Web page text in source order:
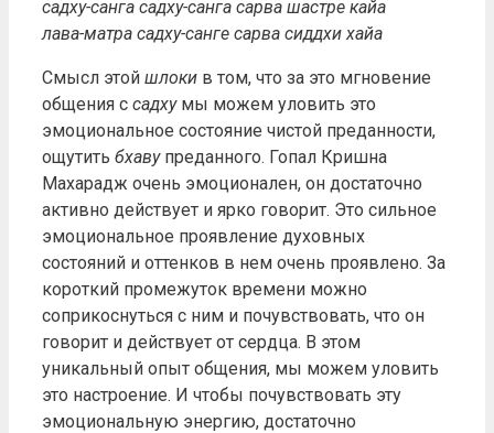
садху-санга садху-санга сарва шастре кайа
лава-матра садху-санге сарва сиддхи хайа
Смысл этой шлоки в том, что за это мгновение
общения с садхумы можем уловить это
эмоциональное состояние чистой преданности,
ощутить бхавупреданного. Гопал Кришна
Махарадж очень эмоционален, он достаточно
активно действует и ярко говорит. Это сильное
эмоциональное проявление духовных
состояний и оттенков в нем очень проявлено. За
короткий промежуток времени можно
соприкоснуться с ним и почувствовать, что он
говорит и действует от сердца. В этом
уникальный опыт общения, мы можем уловить
это настроение. И чтобы почувствовать эту
эмоциональную энергию, достаточно